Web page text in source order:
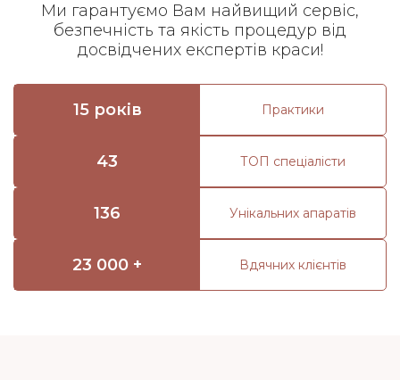
Ми гарантуємо Вам найвищий сервіс,
безпечність та якість процедур від
досвідчених експертів краси!
15 років Практики
43 ТОП спеціалісти
136 Унікальних апаратів
23 000 + Вдячних клієнтів